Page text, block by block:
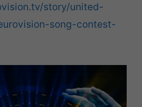
story/united-
song-contest-